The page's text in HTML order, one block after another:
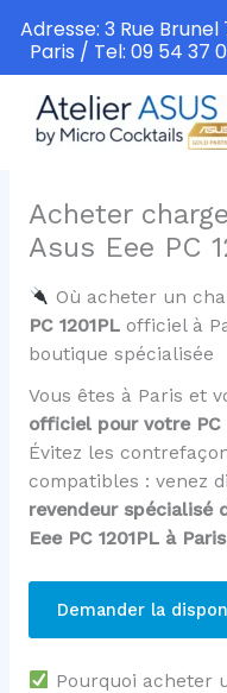
contenu
Acheter
Asus Eee PC
Où acheter un
PC 1201PLofficiel à
boutique spécialisée
Vous êtes à Paris et
officiel pour votre PC
Évitez les
compatibles : venez
revendeur spécialisé
Eee PC 1201PL à Paris
Demander la
Pourquoi acheter
Adresse: 3 Rue Brunel
Paris / Tel: 09 54 37